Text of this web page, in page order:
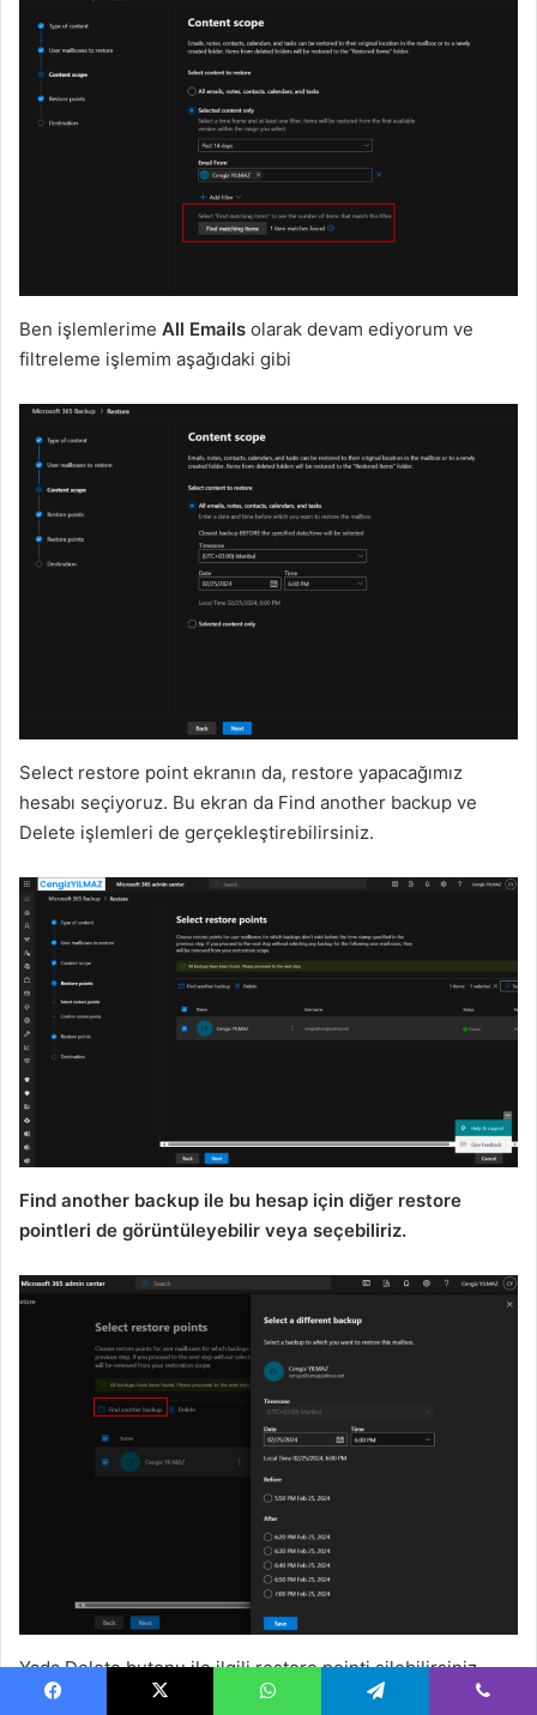
Ben işlemlerime All Emails olarak devam ediyorum ve
filtreleme işlemim aşağıdaki gibi
Select restore point ekranın da, restore yapacağımız
hesabı seçiyoruz. Bu ekran da Find another backup ve
Delete işlemleri de gerçekleştirebilirsiniz.
Find another backup ile bu hesap için diğer restore
pointleri de görüntüleyebilir veya seçebiliriz.
Yada Delete butonu ile ilgili restore pointi silebilirsiniz.